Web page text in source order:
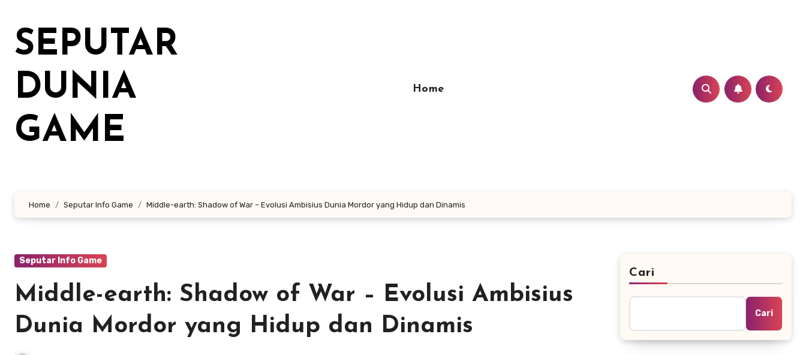
kontenSEPUTAR
DUNIA
GAME
Home
Home Seputar Info Game Middle-earth: Shadow of War – Evolusi Ambisius Dunia Mordor yang Hidup dan Dinamis
Seputar Info Game
Middle-earth: Shadow of War – Evolusi Ambisius
Dunia Mordor yang Hidup dan Dinamis
Cari
Cari